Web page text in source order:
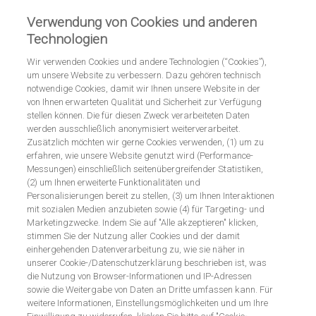
AnmeldenRegistrieren
Zum Produkt
Pulmozyme®
Fachinformation
Wichtige Informationen zu Pulmozyme® 2500 E./2,5
Verwendung von Cookies und anderen
Technologien
Wir verwenden Cookies und andere Technologien (“Cookies”),
um unsere Website zu verbessern. Dazu gehören technisch
notwendige Cookies, damit wir Ihnen unsere Website in der
von Ihnen erwarteten Qualität und Sicherheit zur Verfügung
stellen können. Die für diesen Zweck verarbeiteten Daten
werden ausschließlich anonymisiert weiterverarbeitet.
Zusätzlich möchten wir gerne Cookies verwenden, (1) um zu
erfahren, wie unsere Website genutzt wird (Performance-
Messungen) einschließlich seitenübergreifender Statistiken,
(2) um Ihnen erweiterte Funktionalitäten und
Personalisierungen bereit zu stellen, (3) um Ihnen Interaktionen
mit sozialen Medien anzubieten sowie (4) für Targeting- und
Marketingzwecke. Indem Sie auf "Alle akzeptieren" klicken,
stimmen Sie der Nutzung aller Cookies und der damit
einhergehenden Datenverarbeitung zu, wie sie näher in
unserer Cookie-/Datenschutzerklärung beschrieben ist, was
die Nutzung von Browser-Informationen und IP-Adressen
sowie die Weitergabe von Daten an Dritte umfassen kann. Für
weitere Informationen, Einstellungsmöglichkeiten und um Ihre